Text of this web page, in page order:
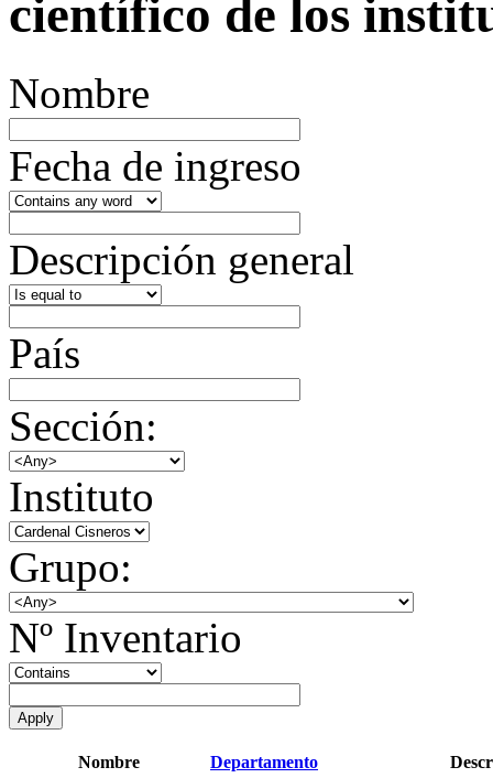
científico de los
Nombre
Fecha de ingreso
Descripción general
País
Sección:
Instituto
Grupo:
Nº Inventario
Nombre Departamento